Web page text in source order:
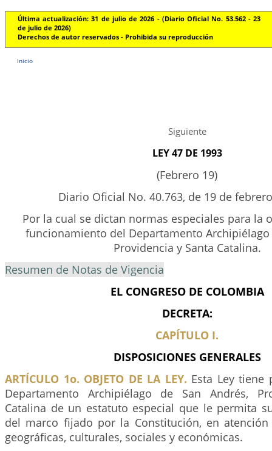
Última actualización: 31 de julio de 2026 - (Diario Oficial No. 53.562 - 23
de julio de 2026)
Derechos de autor reservados - Prohibida su reproducción
Inicio
Siguiente
LEY 47 DE 1993
(Febrero 19)
Diario Oficial No. 40.763, de 19 de
Por la cual se dictan normas especiales para la
funcionamiento del Departamento Archipiélago
Providencia y Santa Catalina.
Resumen de Notas de Vigencia
EL CONGRESO DE COLOMBIA
DECRETA:
CAPÍTULO I.
DISPOSICIONES GENERALES
ARTÍCULO 1o. OBJETO DE LA LEY. Esta Ley
Departamento Archipiélago de San Andrés,
Catalina de un estatuto especial que le permita
del marco fijado por la Constitución, en
geográficas, culturales, sociales y económicas.